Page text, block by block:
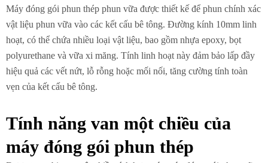
Máy đóng gói phun thép phun vữa được thiết kế để phun chính xác
vật liệu phun vữa vào các kết cấu bê tông. Đường kính 10mm linh
hoạt, có thể chứa nhiều loại vật liệu, bao gồm nhựa epoxy, bọt
polyurethane và vữa xi măng. Tính linh hoạt này đảm bảo lấp đầy
hiệu quả các vết nứt, lỗ rỗng hoặc mối nối, tăng cường tính toàn
vẹn của kết cấu bê tông.
Tính năng van một chiều của
máy đóng gói phun thép